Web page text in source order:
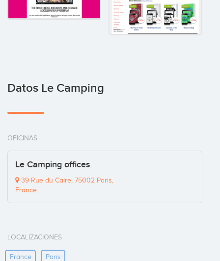
Datos Le Camping
OFICINAS
Le Camping offices
39 Rue du Caire, 75002 Paris,
France
LOCALIZACIONES
France Paris